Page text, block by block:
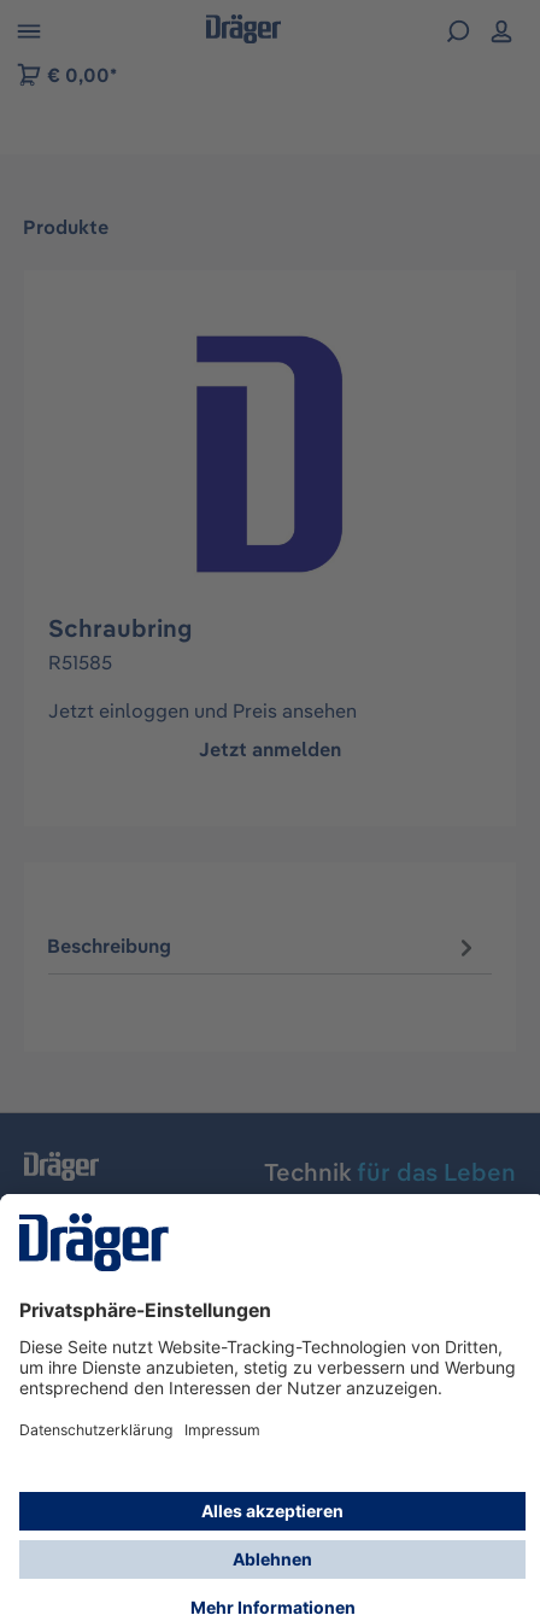
der B2B-Plattform springen
€ 0,00*
Produkte
Bildergalerie überspringen
Schraubring
R51585
Jetzt einloggen und Preis ansehen
Jetzt anmelden
Beschreibung
Technik für das Leben
Dräger Austria GmbH
Über Dräger
Informationen
© Dräger Austria GmbH, 2024
* Alle Preise exkl. gesetzl. Mehrwertsteuer zzgl.
Versandkosten und ggf. Nachnahmegebühren, wenn
nicht anders angegeben.